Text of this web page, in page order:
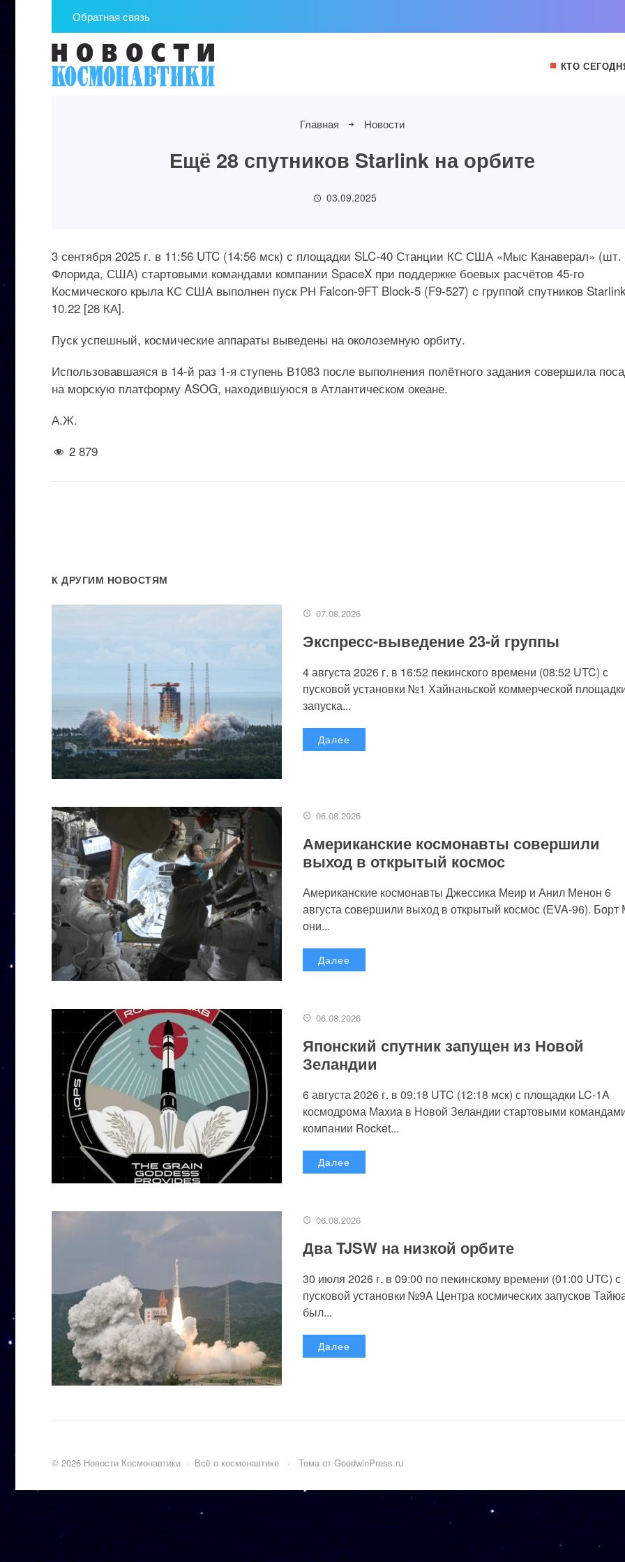
Обратная связь
КТО
Главная Новости
Ещё 28 спутников Starlink на орбите
03.09.2025
3 сентября 2025 г. в 11:56 UTC (14:56 мск) с площадки SLC-40 Станции КС США «Мыс Канаверал» (шт.
Флорида, США) стартовыми командами компании SpaceX при поддержке боевых расчётов 45-го
Космического крыла КС США выполнен пуск РН Falcon-9FT Block-5 (F9-527) с группой спутников
10.22 [28 КА].
Пуск успешный, космические аппараты выведены на околоземную орбиту.
Использовавшаяся в 14-й раз 1-я ступень В1083 после выполнения полётного задания совершила
на морскую платформу ASOG, находившуюся в Атлантическом океане.
А.Ж.
2 879
К ДРУГИМ НОВОСТЯМ
07.08.2026
Экспресс-выведение 23-й группы
4 августа 2026 г. в 16:52 пекинского времени (08:52 UTC) с
пусковой установки №1 Хайнаньской коммерческой
запуска...
Далее
06.08.2026
Американские космонавты совершили
выход в открытый космос
Американские космонавты Джессика Меир и Анил Менон 6
августа совершили выход в открытый космос (EVA-96).
они...
Далее
06.08.2026
Японский спутник запущен из Новой
Зеландии
6 августа 2026 г. в 09:18 UTC (12:18 мск) с площадки LC-1A
космодрома Махиа в Новой Зеландии стартовыми
компании Rocket...
Далее
06.08.2026
Два TJSW на низкой орбите
30 июля 2026 г. в 09:00 по пекинскому времени (01:00 UTC) с
пусковой установки №9A Центра космических запусков
был...
Далее
© 2026 Новости Космонавтики · Всё о космонавтике · Тема от GoodwinPress.ru